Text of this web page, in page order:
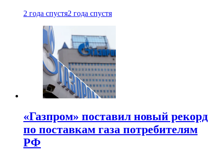
2 года спустя2 года спустя
«Газпром» поставил новый рекорд
по поставкам газа потребителям
РФ